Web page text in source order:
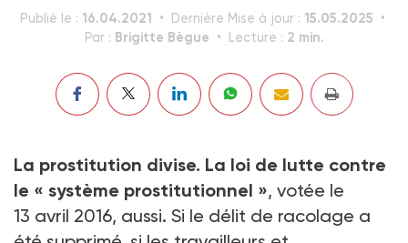
Publié le : 16.04.2021 Dernière Mise à jour : 15.05.2025
Par : Brigitte Bègue Lecture : 2 min.
La prostitution divise. La loi de lutte contre
le « système prostitu­tionnel », votée le
13 avril 2016, aussi. Si le délit de racolage a